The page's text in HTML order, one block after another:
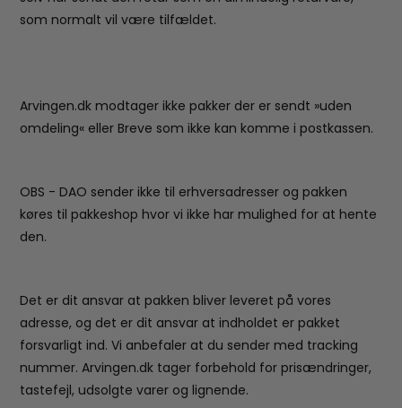
som normalt vil være tilfældet.
Arvingen.dk modtager ikke pakker der er sendt »uden
omdeling« eller Breve som ikke kan komme i postkassen.
OBS - DAO sender ikke til erhversadresser og pakken
køres til pakkeshop hvor vi ikke har mulighed for at hente
den.
Det er dit ansvar at pakken bliver leveret på vores
adresse, og det er dit ansvar at indholdet er pakket
forsvarligt ind. Vi anbefaler at du sender med tracking
nummer. Arvingen.dk tager forbehold for prisændringer,
tastefejl, udsolgte varer og lignende.